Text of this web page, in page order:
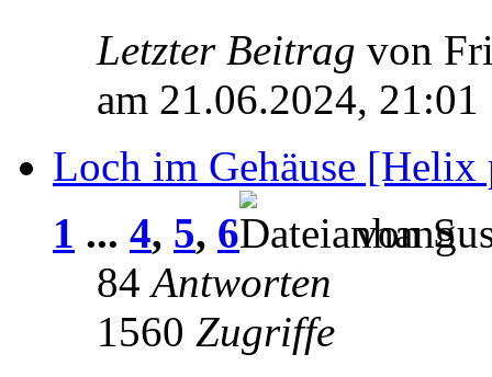
Letzter Beitrag von
am 21.06.2024, 21:01
Loch im Gehäuse [Helix
1 ... 4, 5, 6
von
84Antworten
1560 Zugriffe